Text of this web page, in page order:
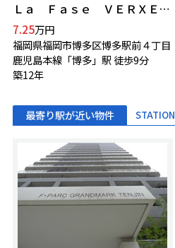
Ｌａ Ｆａｓｅ ＶＥＲＸＥＥＤ博多
7.25万円
福岡県福岡市博多区博多駅前４丁目
鹿児島本線「博多」駅 徒歩9分
築12年
最寄り駅が近い物件 STATION